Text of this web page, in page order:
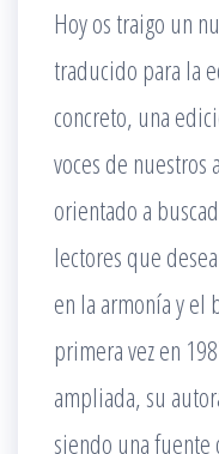
Hoy os traigo un
traducido para la
concreto, una
voces de
orientado a
lectores que
en la armonía y el
primera vez en
ampliada, su
siendo una